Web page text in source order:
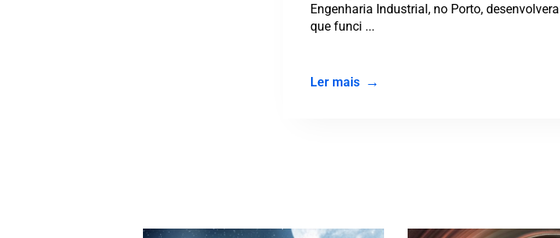
Engenharia Industrial, no Porto, desenvolveram um sistema de dessalinização